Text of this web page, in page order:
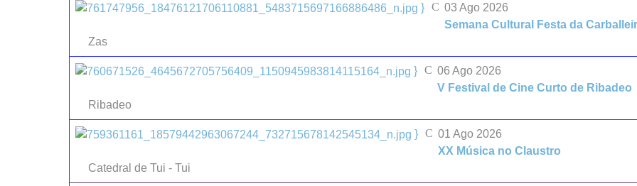
}
03 Ago 2026
Semana Cultural Festa da
Zas
}
06 Ago 2026
V Festival de Cine Curto de Ribadeo
Ribadeo
}
01 Ago 2026
XX Música no Claustro
Catedral de Tui - Tui